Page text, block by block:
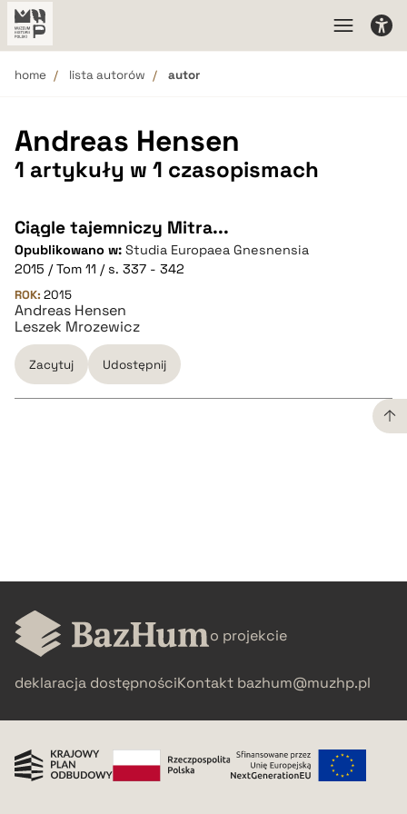
home lista autorów autor
Andreas Hensen
1 artykuły w 1 czasopismach
Ciągle tajemniczy Mitra...
Opublikowano w: Studia Europaea Gnesnensia
2015 / Tom 11 / s. 337 - 342
ROK: 2015
Andreas Hensen
Leszek Mrozewicz
Zacytuj Udostępnij
pobierz cytat
o projekcie
deklaracja dostępnościKontakt bazhum@muzhp.pl